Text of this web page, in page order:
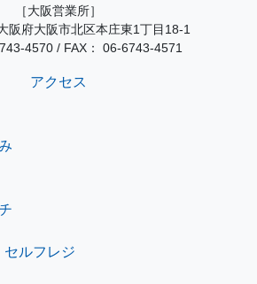
［大阪営業所］
阪府大阪市北区本庄東1丁目18-1
4570 / FAX： 06-6743-4571
アクセス
セルフレジ